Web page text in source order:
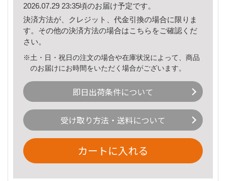
2026.07.29 23:35頃のお届け予定です。
決済方法が、クレジット、代金引換の場合に限りま
す。その他の決済方法の場合はこちら をご確認くだ
さい。
※土・日・祝日の注文の場合や在庫状況によって、商品
のお届けにお時間をいただく場合がございます。
即日出荷条件について
受け取り方法・送料について
カートに入れる